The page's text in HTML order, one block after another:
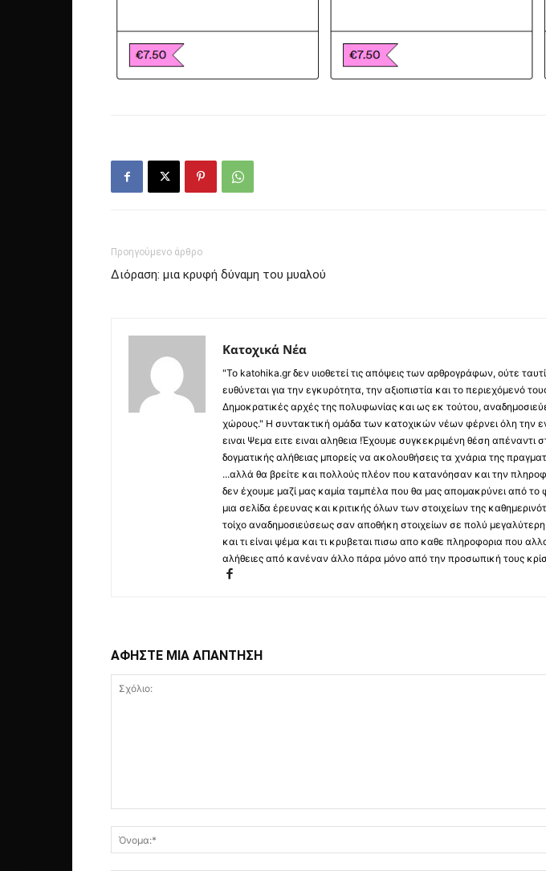
Προηγούμενο άρθρο
Διόραση: μια κρυφή δύναμη του μυαλού
Κατοχικά Νέα
"Το katohika.gr δεν υιοθετεί τις απόψεις των αρθρογράφων, ούτε
ευθύνεται για την εγκυρότητα, την αξιοπιστία και το περιεχόμενό
Δημοκρατικές αρχές της πολυφωνίας και ως εκ τούτου,
χώρους." Η συντακτική ομάδα των κατοχικών νέων φέρνει όλη την
ειναι Ψεμα ειτε ειναι αληθεια !Έχουμε συγκεκριμένη θέση απέναντι
δογματικής αλήθειας μπορείς να ακολουθήσεις τα χνάρια της
...αλλά θα βρείτε και πολλούς πλέον που κατανόησαν και την
δεν έχουμε μαζί μας καμία ταμπέλα που θα μας απομακρύνει από το
μια σελίδα έρευνας και κριτικής όλων των στοιχείων της
τοίχο αναδημοσιεύσεως σαν αποθήκη στοιχείων σε πολύ
και τι είναι ψέμα και τι κρυβεται πισω απο καθε πληροφορια που
αλήθειες από κανέναν άλλο πάρα μόνο από την προσωπική τους
ΑΦΗΣΤΕ ΜΙΑ ΑΠΑΝΤΗΣΗ